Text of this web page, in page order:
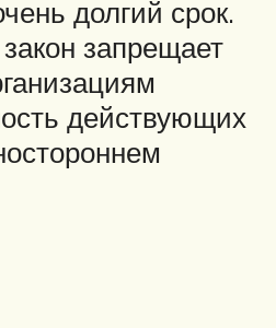
долгий срок.
запрещает
действующих